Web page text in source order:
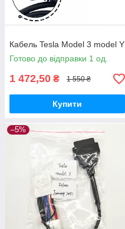
Кабель Tesla Model 3 model Y
Готово до відправки 1 од.
1 472,50 ₴ 1 550 ₴
Купити
–5%